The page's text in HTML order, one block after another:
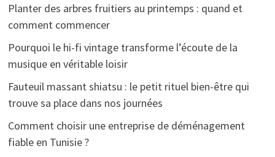
Planter des arbres fruitiers au printemps : quand et
comment commencer
Pourquoi le hi-fi vintage transforme l’écoute de la
musique en véritable loisir
Fauteuil massant shiatsu : le petit rituel bien-être qui
trouve sa place dans nos journées
Comment choisir une entreprise de déménagement
fiable en Tunisie ?